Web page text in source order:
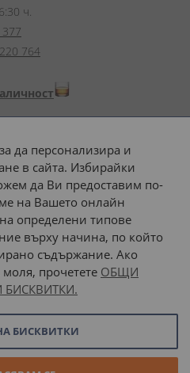
ч.
764
плащане:
до адрес с:
наш транспорт
да персонализира и
в сайта. Избирайки
да Ви предоставим по-
на Вашето онлайн
определени типове
върху начина, по който
съдържание. Ако
прочетете ОБЩИ
БИСКВИТКИ